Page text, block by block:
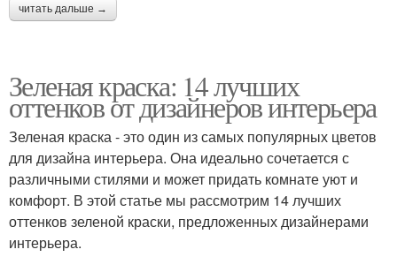
читать дальше →
Зеленая краска: 14 лучших
оттенков от дизайнеров интерьера
Зеленая краска - это один из самых популярных цветов
для дизайна интерьера. Она идеально сочетается с
различными стилями и может придать комнате уют и
комфорт. В этой статье мы рассмотрим 14 лучших
оттенков зеленой краски, предложенных дизайнерами
интерьера.